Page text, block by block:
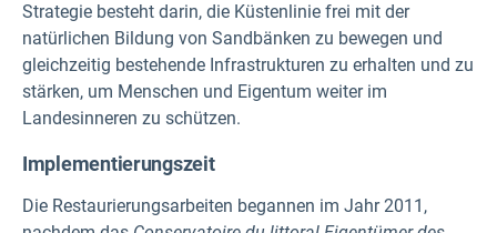
Strategie besteht darin, die Küstenlinie frei mit der
natürlichen Bildung von Sandbänken zu bewegen und
gleichzeitig bestehende Infrastrukturen zu erhalten und zu
stärken, um Menschen und Eigentum weiter im
Landesinneren zu schützen.
Implementierungszeit
Die Restaurierungsarbeiten begannen im Jahr 2011,